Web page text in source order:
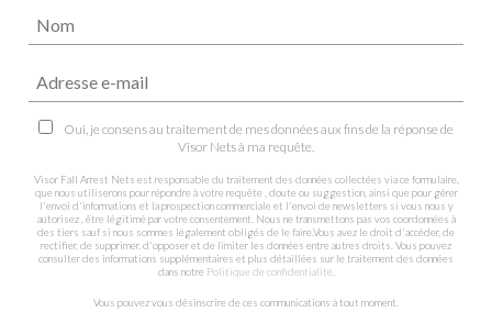
Oui, je consens au traitement de mes données aux fins de la réponse de
Visor Nets à ma requête.
Visor Fall Arrest Nets est responsable du traitement des données collectées via ce formulaire,
que nous utiliserons pour répondre à votre requête , doute ou suggestion, ainsi que pour gérer
l'envoi d'informations et la prospection commerciale et l'envoi de newsletters si vous nous y
autorisez , être légitimé par votre consentement. Nous ne transmettons pas vos coordonnées à
des tiers sauf si nous sommes légalement obligés de le faire.Vous avez le droit d'accéder, de
rectifier, de supprimer, d'opposer et de limiter les données entre autres droits. Vous pouvez
consulter des informations supplémentaires et plus détaillées sur le traitement des données
dans notre Politique de confidentialité
Vous pouvez vous désinscrire de ces communications à tout moment.